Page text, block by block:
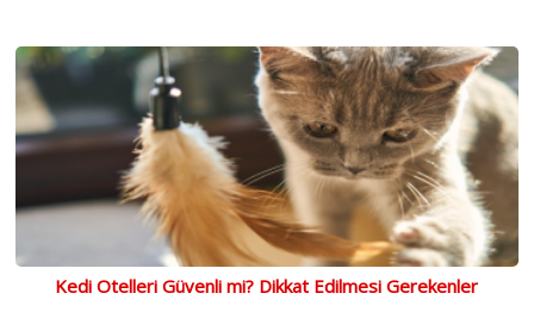
Kedi Otelleri Güvenli mi? Dikkat Edilmesi Gerekenler